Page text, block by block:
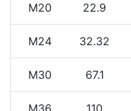
М20 22.9
М24 32.32
М30 67.1